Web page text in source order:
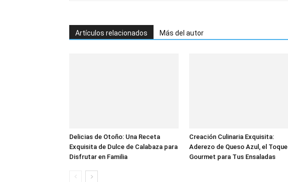
Artículos relacionados Más del autor
Delicias de Otoño: Una Receta
Exquisita de Dulce de Calabaza para
Disfrutar en Familia
Creación Culinaria Exquisita:
Aderezo de Queso Azul, el Toque
Gourmet para Tus Ensaladas